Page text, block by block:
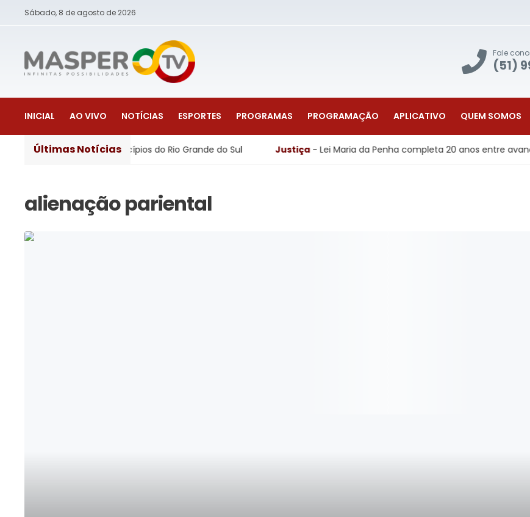
Sábado, 8 de agosto de 2026
Fale
(51)
INICIAL AO VIVO NOTÍCIAS ESPORTES PROGRAMAS PROGRAMAÇÃO APLICATIVO QUEM SOMOS
Últimas Notícias
em 105 municípios do Rio Grande do Sul Justiça- Lei Maria da Penha completa 20 anos entre avanços